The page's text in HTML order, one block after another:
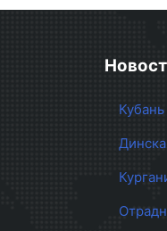
Кубань